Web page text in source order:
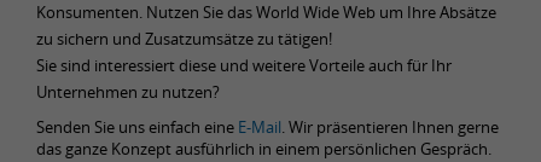
Konsumenten. Nutzen Sie das World Wide Web um Ihre Absätze
zu sichern und Zusatzumsätze zu tätigen!
Sie sind interessiert diese und weitere Vorteile auch für Ihr
Unternehmen zu nutzen?
Senden Sie uns einfach eine E-Mail. Wir präsentieren Ihnen gerne
das ganze Konzept ausführlich in einem persönlichen Gespräch.